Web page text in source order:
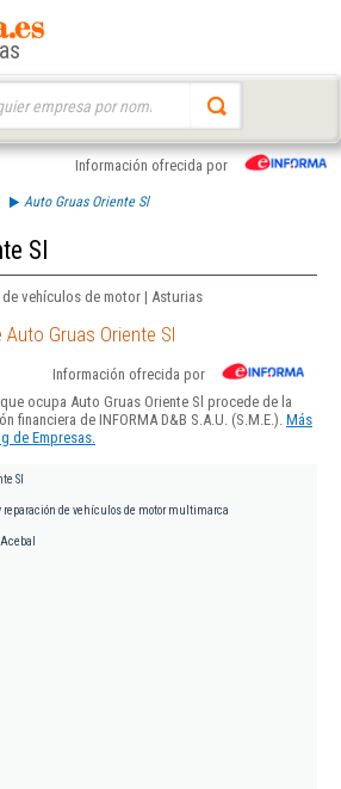
Información ofrecida por
Auto Gruas Oriente Sl
Sl
vehículos de motor | Asturias
Gruas Oriente Sl
Información ofrecida por
ocupa Auto Gruas Oriente Sl procede de la
financiera de INFORMA D&B S.A.U. (S.M.E.). Más
de Empresas.
Sl
de vehículos de motor multimarca